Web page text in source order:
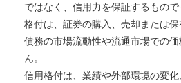
ではなく、信用力を保証するもの
格付は、証券の購入、売却または保
債務の市場流動性や流通市場での
ん。
信用格付は、業績や外部環境の変